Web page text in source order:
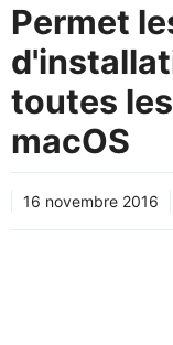
Permet
toutes
macOS
16 novembre 2016